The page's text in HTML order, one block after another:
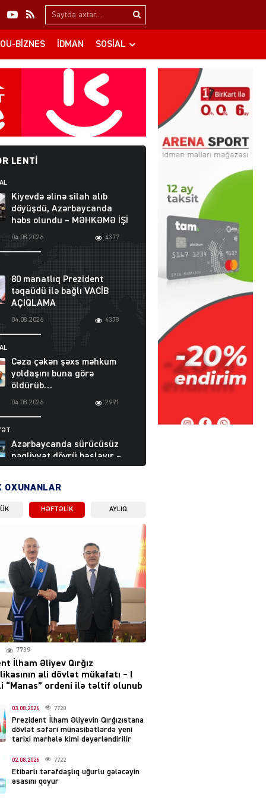
Search…
BIZNES İDMAN SOSIAL
LENTI
Kiyevdə əlinə silah alıb
döyüşdü, Azərbaycanda
həbs olundu – MƏHKƏMƏ İŞİ
04.08.2026 4377
80 manatlıq Prezident
təqaüdü ilə bağlı VACİB
AÇIQLAMA
04.08.2026 4378
Cəza çəkən şəxs məhkum
yoldaşını buna görə
öldürüb…
04.08.2026 2991
Azərbaycanda sürücüsüz
nəqliyyat dövrü başlayır –
BELƏ işləyəcək
04.08.2026
layihəsi ilə bağlı AÇIQLAMA
04.08.2026
Müharibə Rusiyanın belini
bükür
04.08.2026 3992
Ekranlardan uzaq qalan
məşhur aktrisanın yeni
çıxdı
04.08.2026 2155
Hüseyn Həsənov haqqında
həbs qərarı verildi –
Milyonluq əmlakı müsadirə
OXUNANLAR
HƏFTƏLIK AYLIQ
7739
İlham Əliyev Qırğız
ali dövlət mükafatı – I
“Manas” ordeni ilə təltif olunub
03.08.2026 7728
Prezident İlham Əliyevin Qırğızıstana
dövlət səfəri münasibətlərdə yeni
tarixi mərhələ kimi dəyərləndirilir
02.08.2026 7722
Etibarlı tərəfdaşlıq uğurlu gələcəyin
əsasını qoyur